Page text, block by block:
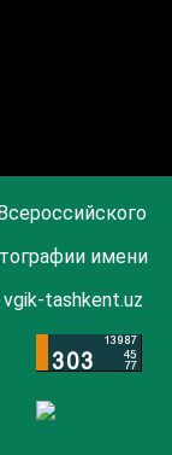
имени
tashkent.uz